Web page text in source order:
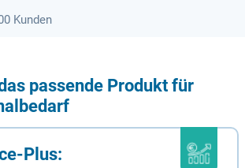
Kunden
passende Produkt für
Plus: